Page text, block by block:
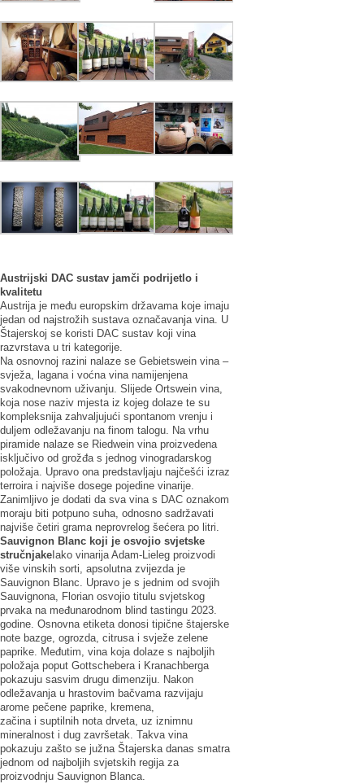
Austrijski DAC sustav jamči podrijetlo i
kvalitetu
Austrija je među europskim državama koje imaju
jedan od najstrožih sustava označavanja vina. U
Štajerskoj se koristi DAC sustav koji vina
razvrstava u tri kategorije.
Na osnovnoj razini nalaze se Gebietswein vina –
svježa, lagana i voćna vina namijenjena
svakodnevnom uživanju. Slijede Ortswein vina,
koja nose naziv mjesta iz kojeg dolaze te su
kompleksnija zahvaljujući spontanom vrenju i
duljem odležavanju na finom talogu. Na vrhu
piramide nalaze se Riedwein vina proizvedena
isključivo od grožđa s jednog vinogradarskog
položaja. Upravo ona predstavljaju najčešći izraz
terroira i najviše dosege pojedine vinarije.
Zanimljivo je dodati da sva vina s DAC oznakom
moraju biti potpuno suha, odnosno sadržavati
najviše četiri grama neprovrelog šećera po litri.
Sauvignon Blanc koji je osvojio svjetske
stručnjake Iako vinarija Adam-Lieleg proizvodi
više vinskih sorti, apsolutna zvijezda je
Sauvignon Blanc. Upravo je s jednim od svojih
Sauvignona, Florian osvojio titulu svjetskog
prvaka na međunarodnom blind tastingu 2023.
godine. Osnovna etiketa donosi tipične štajerske
note bazge, ogrozda, citrusa i svježe zelene
paprike. Međutim, vina koja dolaze s najboljih
položaja poput Gottschebera i Kranachberga
pokazuju sasvim drugu dimenziju. Nakon
odležavanja u hrastovim bačvama razvijaju
arome pečene paprike, kremena,
začina i suptilnih nota drveta, uz iznimnu
mineralnost i dug završetak. Takva vina
pokazuju zašto se južna Štajerska danas smatra
jednom od najboljih svjetskih regija za
proizvodnju Sauvignon Blanca.